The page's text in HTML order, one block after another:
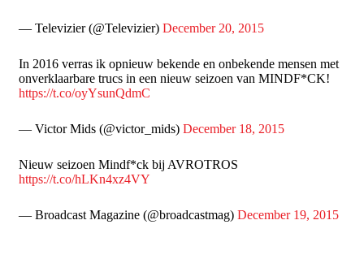
— Televizier (@Televizier) December 20, 2015
In 2016 verras ik opnieuw bekende en onbekende mensen met
onverklaarbare trucs in een nieuw seizoen van MINDF*CK!
https://t.co/oyYsunQdmC
— Victor Mids (@victor_mids) December 18, 2015
Nieuw seizoen Mindf*ck bij AVROTROS
https://t.co/hLKn4xz4VY
— Broadcast Magazine (@broadcastmag) December 19, 2015